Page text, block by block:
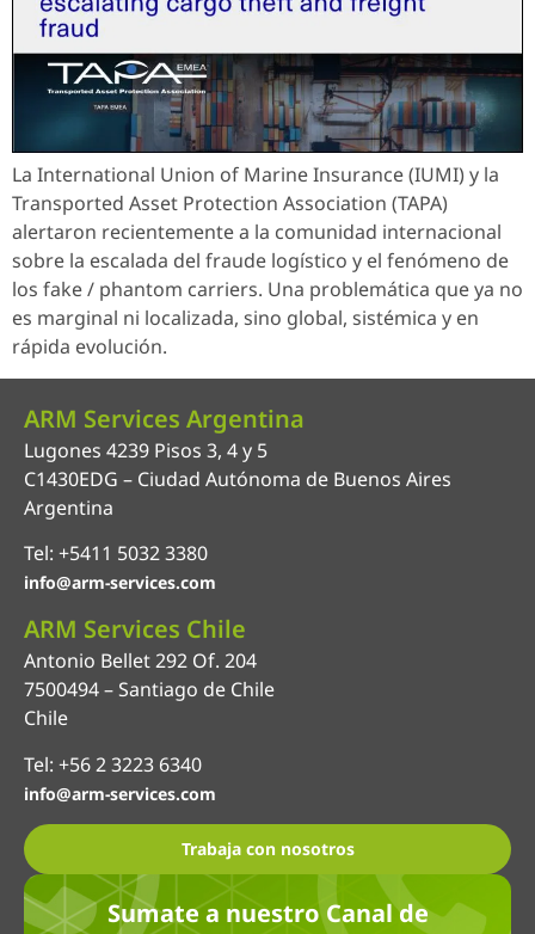
La International Union of Marine Insurance (IUMI) y la
Transported Asset Protection Association (TAPA)
alertaron recientemente a la comunidad internacional
sobre la escalada del fraude logístico y el fenómeno de
los fake / phantom carriers. Una problemática que ya no
es marginal ni localizada, sino global, sistémica y en
rápida evolución.
ARM Services Argentina
Lugones 4239 Pisos 3, 4 y 5
C1430EDG – Ciudad Autónoma de Buenos Aires
Argentina
Tel: +5411 5032 3380
info@arm-services.com
ARM Services Chile
Antonio Bellet 292 Of. 204
7500494 – Santiago de Chile
Chile
Tel: +56 2 3223 6340
info@arm-services.com
Trabaja con nosotros
Sumate a nuestro Canal de